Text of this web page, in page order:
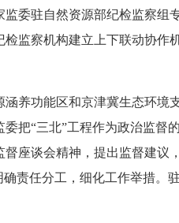
驻自然资源部纪检监察组
监察机构建立上下联动协作
功能区和京津冀生态环境
把“三北”工程作为政治监
座谈会精神，提出监督建
责任分工，细化工作举措。